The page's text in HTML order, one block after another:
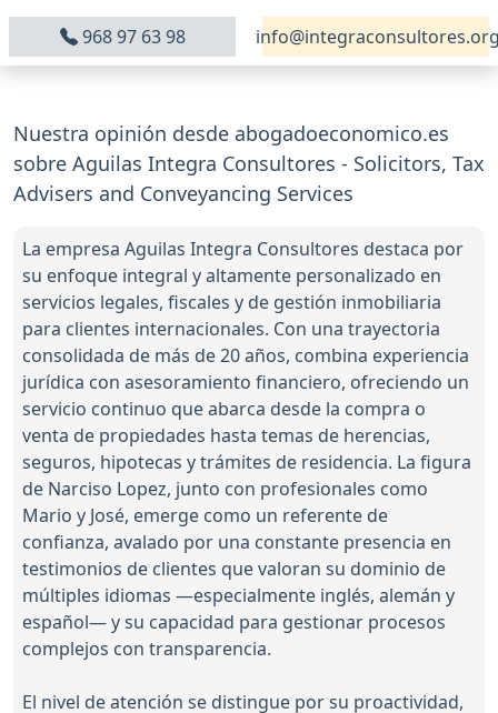
968 97 63 98
Nuestra opinión desde abogadoeconomico.es
sobre Aguilas Integra Consultores - Solicitors, Tax
Advisers and Conveyancing Services
La empresa Aguilas Integra Consultores destaca por
su enfoque integral y altamente personalizado en
servicios legales, fiscales y de gestión inmobiliaria
para clientes internacionales. Con una trayectoria
consolidada de más de 20 años, combina experiencia
jurídica con asesoramiento financiero, ofreciendo un
servicio continuo que abarca desde la compra o
venta de propiedades hasta temas de herencias,
seguros, hipotecas y trámites de residencia. La figura
de Narciso Lopez, junto con profesionales como
Mario y José, emerge como un referente de
confianza, avalado por una constante presencia en
testimonios de clientes que valoran su dominio de
múltiples idiomas —especialmente inglés, alemán y
español— y su capacidad para gestionar procesos
complejos con transparencia.
El nivel de atención se distingue por su proactividad,